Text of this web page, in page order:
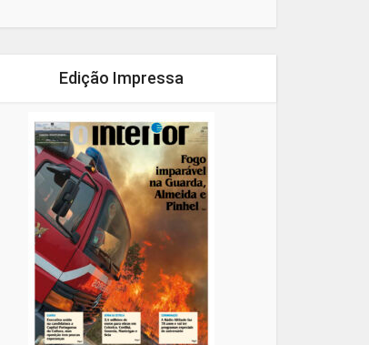
Edição Impressa